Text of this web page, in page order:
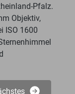
Pfalz.
Objektiv,
ISO 1600